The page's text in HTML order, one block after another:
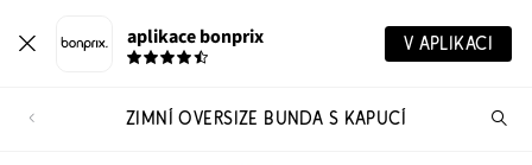
aplikace bonprix V APLIKACI
ZIMNÍ OVERSIZE BUNDA S KAPUCÍ